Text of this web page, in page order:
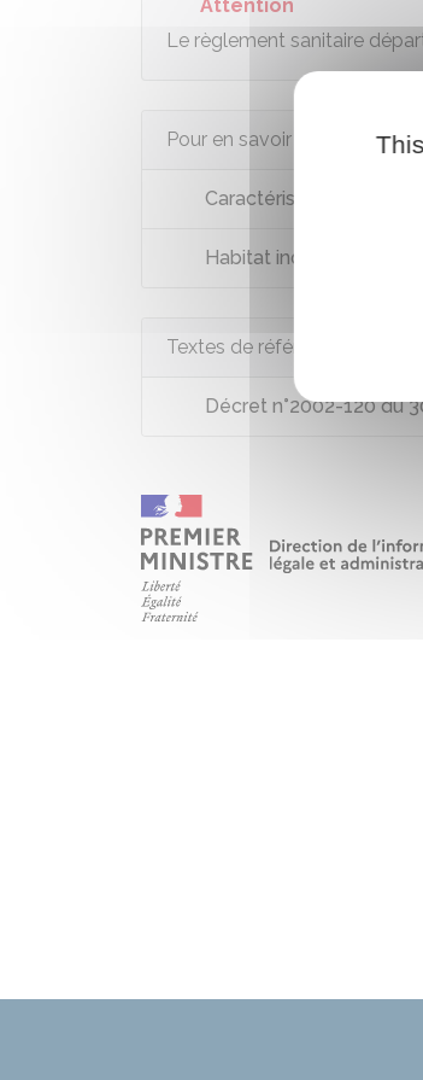
Attention
Le règlement sanitaire
Pour en savoir plus
Caractéristiques du
Habitat indigne
Textes de référence
Décret n°2002-120 du